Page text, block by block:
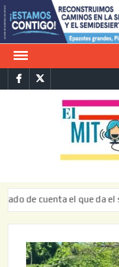
Saltar
al
contenido
FacebookTwitter
el que da el susto